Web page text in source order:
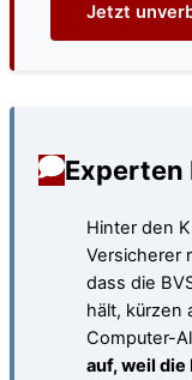
Jetzt
Experten
Hinter den
Versicherer
dass die
hält, kürzen
Computer-
auf, weil